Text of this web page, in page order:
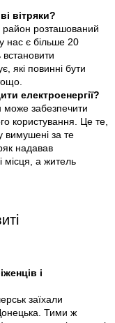
вітряки?
розташований
нас є більше 20
які повинні бути
електроенергії?
може забезпечити
користування. Це те,
вимушені за те
надавав
місця, а житель
і
заїхали
Тими ж